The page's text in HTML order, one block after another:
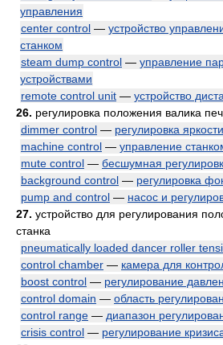
управления
center control — устройство
станком
steam dump control — управление
устройствами
remote control unit — устройство
26. регулировка положения валика
dimmer control — регулировка яркости
machine control — управление
mute control — бесшумная
background control — регулировка
pump and control — насос и
27. устройство для регулирования
станка
pneumatically loaded dancer roller
control chamber — камера для
boost control — регулирование
control domain — область
control range — диапазон
crisis control — регулирование